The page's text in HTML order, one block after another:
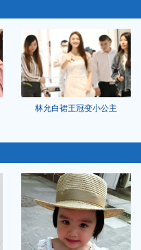
林允白裙王冠变小公主